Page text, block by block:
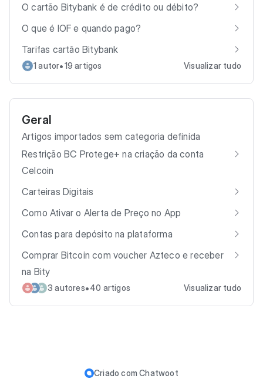
O cartão Bitybank é de crédito ou débito?
O que é IOF e quando pago?
Tarifas cartão Bitybank
1 autor•19 artigos Visualizar tudo
Geral
Artigos importados sem categoria definida
Restrição BC Protege+ na criação da conta
Celcoin
Carteiras Digitais
Como Ativar o Alerta de Preço no App
Contas para depósito na plataforma
Comprar Bitcoin com voucher Azteco e receber
na Bity
3 autores•40 artigos Visualizar tudo
Criado comChatwoot